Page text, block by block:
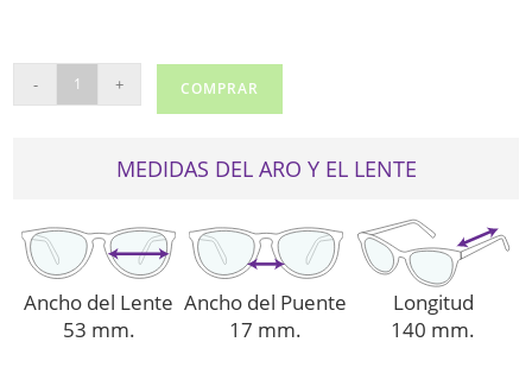
LACOSTE
2705
- + COMPRAR
MEDIDAS DEL ARO Y EL LENTE
Ancho del Lente
53 mm.
Ancho del Puente
17 mm.
Longitud
140 mm.